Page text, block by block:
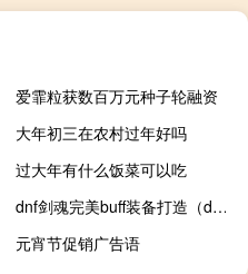
爱霏粒获数百万元种子轮融资
大年初三在农村过年好吗
过大年有什么饭菜可以吃
dnf剑魂完美buff装备打造（dnf剑魂完美换装）
元宵节促销广告语